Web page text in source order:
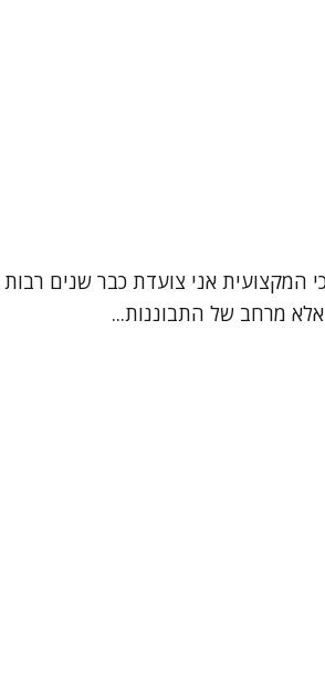
המקצועית אני צועדת כבר שנים
אלא מרחב של התבוננות...